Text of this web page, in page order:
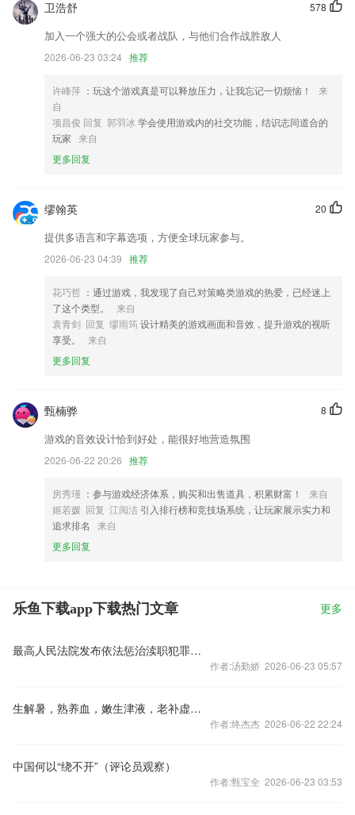
提高系统稳定性和兼容性。
变声后音频，支持下载到本地啦
质检模块增加打印销售单；
新增水印合成功能
联系我们
以上就是乐鱼下载app下载的介绍，如果您喜欢这款软件，您可以到应用
商店进行打分评论，说出您的使用经历，以帮助我们更好的对产品进行优
化修改。
578
卫浩舒
加入一个强大的公会或者战队，与他们合作战胜敌人
2026-06-23 03:24 推荐
许峰萍 ：玩这个游戏真是可以释放压力，让我忘记一切烦恼！
来
自
项昌俊 回复 郭羽冰 学会使用游戏内的社交功能，结识志同道合的
玩家 来自
更多回复
20
缪翰英
提供多语言和字幕选项，方便全球玩家参与。
2026-06-23 04:39 推荐
花巧哲 ：通过游戏，我发现了自己对策略类游戏的热爱，已经迷上
了这个类型。
来自
袁青剑 回复 缪雨筠 设计精美的游戏画面和音效，提升游戏的视听
享受。
来自
更多回复
8
甄楠骅
游戏的音效设计恰到好处，能很好地营造氛围
2026-06-22 20:26 推荐
房秀瑾 ：参与游戏经济体系，购买和出售道具，积累财富！
来自
姬若媛 回复 江阅洁 引入排行榜和竞技场系统，让玩家展示实力和
追求排名
来自
更多回复
乐鱼下载app下载热门文章 更多
最高人民法院发布依法惩治渎职犯罪典型案例
作者:汤勤娇 2026-06-23 05:57
生解暑，熟养血，嫩生津液，老补虚损，“节”止血而不留瘀！烦躁感重，耗心血，不妨试一试！
作者:终杰杰 2026-06-22 22:24
中国何以“绕不开”（评论员观察）
作者:甄宝全 2026-06-23 03:53